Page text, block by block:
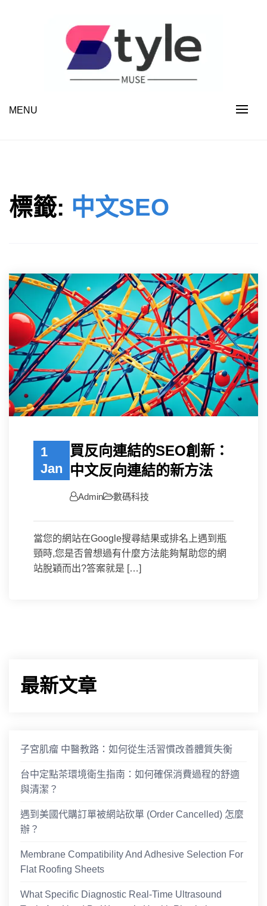
STYLE MUSE
MENU
標籤: 中文SEO
1
Jan
買反向連結的SEO創新：
中文反向連結的新方法
Admin 數碼科技
當您的網站在Google搜尋結果或排名上遇到瓶
頸時,您是否曾想過有什麼方法能夠幫助您的網
站脫穎而出?答案就是 […]
最新文章
子宮肌瘤 中醫教路：如何從生活習慣改善體質失衡
台中定點茶環境衛生指南：如何確保消費過程的舒適
與清潔？
遇到美國代購訂單被網站砍單 (Order Cancelled) 怎麼
辦？
Membrane Compatibility And Adhesive Selection For
Flat Roofing Sheets
What Specific Diagnostic Real-Time Ultrasound